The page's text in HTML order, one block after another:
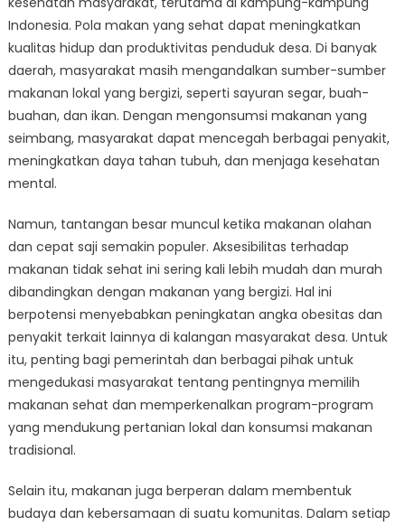
Indonesia. Pola makan yang sehat dapat meningkatkan
kualitas hidup dan produktivitas penduduk desa. Di banyak
daerah, masyarakat masih mengandalkan sumber-sumber
makanan lokal yang bergizi, seperti sayuran segar, buah-
buahan, dan ikan. Dengan mengonsumsi makanan yang
seimbang, masyarakat dapat mencegah berbagai penyakit,
meningkatkan daya tahan tubuh, dan menjaga kesehatan
mental.
Namun, tantangan besar muncul ketika makanan olahan
dan cepat saji semakin populer. Aksesibilitas terhadap
makanan tidak sehat ini sering kali lebih mudah dan murah
dibandingkan dengan makanan yang bergizi. Hal ini
berpotensi menyebabkan peningkatan angka obesitas dan
penyakit terkait lainnya di kalangan masyarakat desa. Untuk
itu, penting bagi pemerintah dan berbagai pihak untuk
mengedukasi masyarakat tentang pentingnya memilih
makanan sehat dan memperkenalkan program-program
yang mendukung pertanian lokal dan konsumsi makanan
tradisional.
Selain itu, makanan juga berperan dalam membentuk
budaya dan kebersamaan di suatu komunitas. Dalam setiap